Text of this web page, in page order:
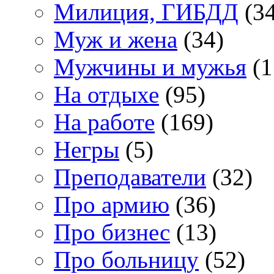
Милиция, ГИБДД
Муж и жена (34)
Мужчины и мужья
На отдыхе (95)
На работе (169)
Негры (5)
Преподаватели (32)
Про армию (36)
Про бизнес (13)
Про больницу (52)